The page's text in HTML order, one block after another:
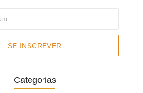
SE INSCREVER
Categorias